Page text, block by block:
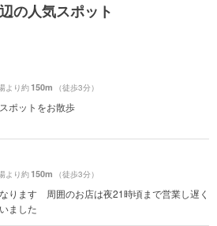
の人気スポット
より約150m （徒歩3分）
ポットをお散歩
より約150m （徒歩3分）
ります 周囲のお店は夜21時頃まで営業し遅く
ました